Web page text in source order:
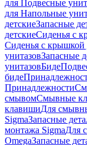
для Подвесные
для Напольные
детскиеЗапасные
детскиеСиденья с
Сиденья с крышкой
унитазовЗапасные
унитазовБиде
биде
Принадлежности
смывомСмывные
клавишиДля
SigmaЗапасные
монтажа SigmaДля
OmegaЗапасные